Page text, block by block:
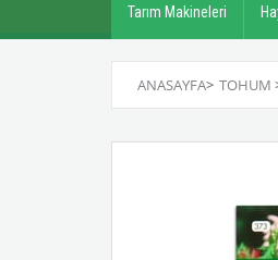
Tarım Makineleri
ANASAYFA> TOHUM